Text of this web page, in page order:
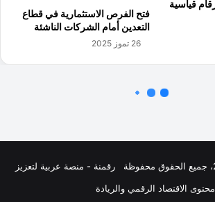
رقمنة - منصة عربية لتعزيز
محتوى الاقتصاد الرقمي والريادة